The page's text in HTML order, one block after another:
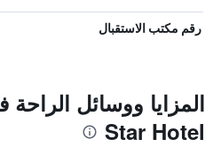
رقم مكتب الاستقبال
Star Hotel